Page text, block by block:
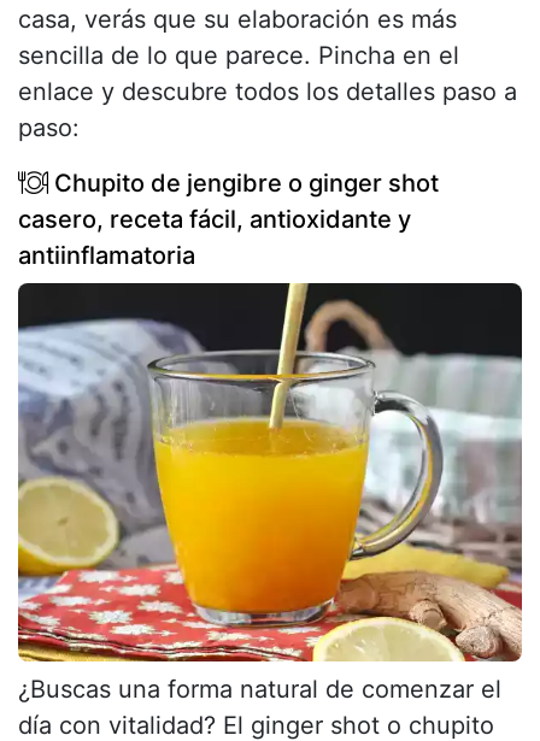
casa, verás que su elaboración es más
sencilla de lo que parece. Pincha en el
enlace y descubre todos los detalles paso a
paso:
Chupito de jengibre o ginger shot
casero, receta fácil, antioxidante y
antiinflamatoria
¿Buscas una forma natural de comenzar el
día con vitalidad? El ginger shot o chupito